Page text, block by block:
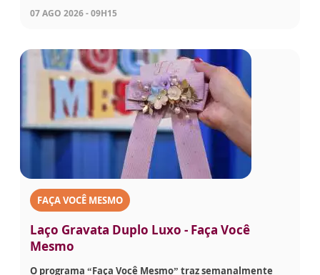
07 AGO 2026 - 09H15
FAÇA VOCÊ MESMO
Laço Gravata Duplo Luxo - Faça Você
Mesmo
O programa “Faça Você Mesmo” traz semanalmente